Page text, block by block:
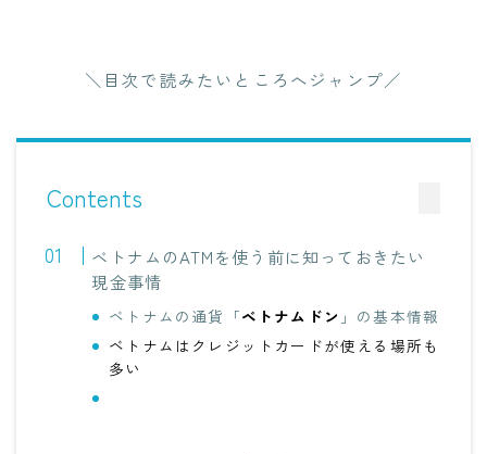
＼目次で読みたいところへジャンプ／
Contents
ベトナムのATMを使う前に知っておきたい
現金事情
ベトナムの通貨「ベトナムドン 」の基本情報
ベトナムはクレジットカードが使える場所も
多い